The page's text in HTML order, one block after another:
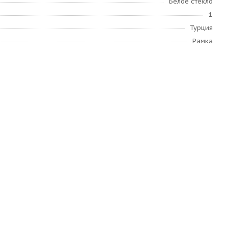
1
Турция
Рамка